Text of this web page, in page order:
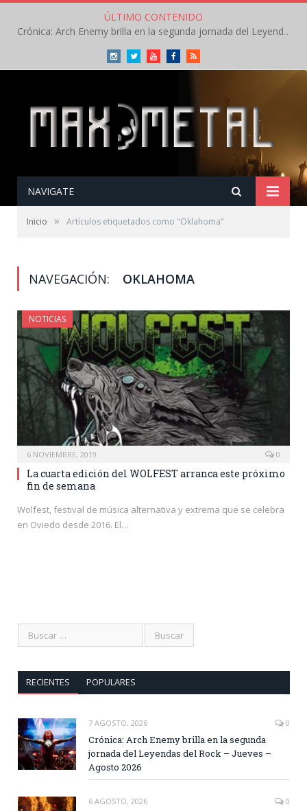
ÚLTIMO CONTENIDO
Crónica: Arch Enemy brilla en la segunda jornada del Leyendas del Rock – Jueves – Agosto 2026
InstagramTwitterYoutubeFacebookRSS
NAVIGATE
Inicio » Artículos etiquetados como "Oklahoma"
NAVEGACIÓN: OKLAHOMA
NOTICIAS
6 NOVIEMBRE, 2019 0
La cuarta edición del WOLFEST arranca este próximo
fin de semana
Wolfest, festival de música alternativa y extrema que se celebra
en Oviedo desde 2016. El…
RECIENTES POPULARES
7 AGOSTO, 2026 0
Crónica: Arch Enemy brilla en la segunda
jornada del Leyendas del Rock – Jueves –
Agosto 2026
6 AGOSTO, 2026 0